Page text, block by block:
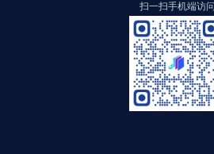
扫一扫手机端访问